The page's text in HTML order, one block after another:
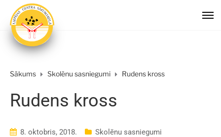
Sākums Skolēnu sasniegumi Rudens kross
Rudens kross
8. oktobris, 2018. Skolēnu sasniegumi